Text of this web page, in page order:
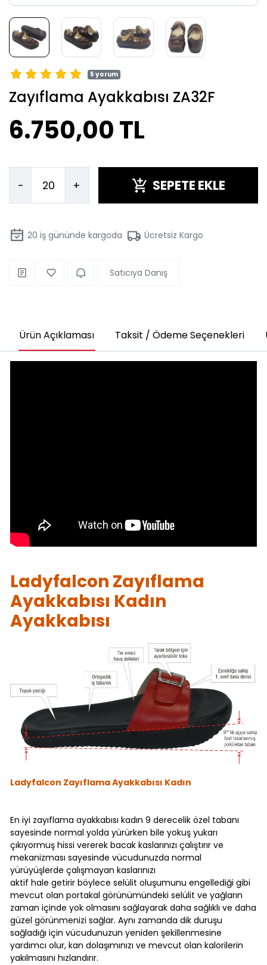
5 yorum
Zayıflama Ayakkabısı ZA32F
6.750,00 TL
- + SEPETE EKLE
20 iş gününde kargoda Ücretsiz Kargo
Satıcıya Danış
Ürün Açıklaması Taksit / Ödeme Seçenekleri
Ladyfalcon Zayıflama
Ayakkabısı Kadın
Ayakkabısı
Ladyfalcon Zayıflama Ayakkabısı Kadın
En iyi zayıflama ayakkabısı kadın 9 derecelik özel tabanı
sayesinde normal yolda yürürken bile yokuş yukarı
çıkıyormuş hissi vererek bacak kaslarınızı çalıştırır ve
mekanizması sayesinde vücudunuzda normal
yürüyüşlerde çalışmayan kaslarınızı
aktif hale getirir böylece selülit oluşumunu engellediği gibi
mevcut olan portakal görünümündeki selülit ve yağların
zaman içinde yok olmasını sağlayarak daha sağlıklı ve daha
güzel görünmenizi sağlar. Aynı zamanda dik duruşu
sağladığı için vücudunuzun yeniden şekillenmesine
yardımcı olur, kan dolaşımınızı ve mevcut olan kalorilerin
yakılmasını hızlandırır.